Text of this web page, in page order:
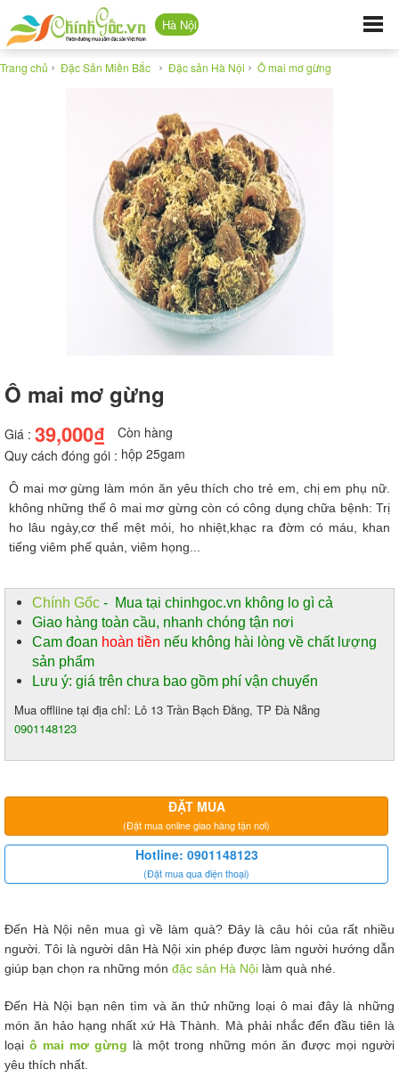
Hà Nội
Trang chủ › Đặc Sản Miền Bắc › Đặc sản Hà Nội › Ô mai mơ gừng
Ô mai mơ gừng
Giá : 39,000₫
Còn hàng
Quy cách đóng gói : hộp 25gam
Ô mai mơ gừng làm món ăn yêu thích cho trẻ em, chị em phụ nữ.
không những thế ô mai mơ gừng còn có công dụng chữa bệnh: Trị
ho lâu ngày,cơ thể mệt mỏi, ho nhiệt,khạc ra đờm có máu, khan
tiếng viêm phế quản, viêm họng...
Chính Gốc - Mua tại chinhgoc.vn không lo gì cả
Giao hàng toàn cầu, nhanh chóng tận nơi
Cam đoan hoàn tiền nếu không hài lòng về chất lượng
sản phẩm
Lưu ý: giá trên chưa bao gồm phí vận chuyển
Mua offliine tại địa chỉ: Lô 13 Trần Bạch Đằng, TP Đà Nẵng
0901148123
ĐẶT MUA
(Đặt mua online giao hàng tận nơi)
Hotline: 0901148123
(Đặt mua qua điện thoại)
Đến Hà Nội nên mua gì về làm quà? Đây là câu hỏi của rất nhiều
người. Tôi là người dân Hà Nội xin phép được làm người hướng dẫn
giúp bạn chọn ra những món đặc sản Hà Nội làm quà nhé.
Đến Hà Nội bạn nên tìm và ăn thử những loại ô mai đây là những
món ăn hảo hạng nhất xứ Hà Thành. Mà phải nhắc đến đầu tiên là
loại ô mai mơ gừng là một trong những món ăn được mọi người
yêu thích nhất.